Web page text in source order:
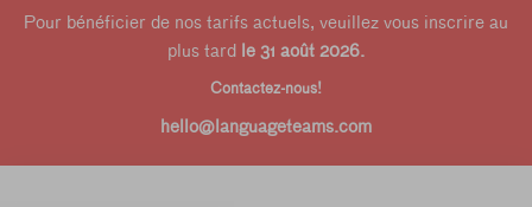
Pour bénéficier de nos tarifs actuels, veuillez vous inscrire au
plus tard le 31 août 2026.
Contactez-nous!
hello@languageteams.com